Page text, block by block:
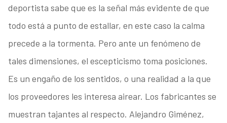
deportista sabe que es la señal más evidente de que
todo está a punto de estallar, en este caso la calma
precede a la tormenta. Pero ante un fenómeno de
tales dimensiones, el escepticismo toma posiciones.
Es un engaño de los sentidos, o una realidad a la que
los proveedores les interesa airear. Los fabricantes se
muestran tajantes al respecto. Alejandro Giménez,